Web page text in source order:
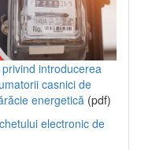
introducerea
casnici de
energetică (pdf)
electronic de